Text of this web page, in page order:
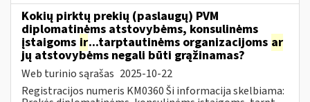
Kokių pirktų prekių (paslaugų) PVM
diplomatinėms atstovybėms, konsulinėms
įstaigoms ir...tarptautinėms organizacijoms ar
jų atstovybėms negali būti grąžinamas?
Web turinio sąrašas 2025-10-22
Registracijos numeris KM0360 Ši informacija skelbiama: